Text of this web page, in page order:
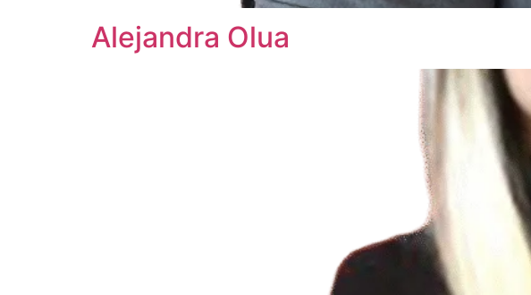
Alejandra Olua